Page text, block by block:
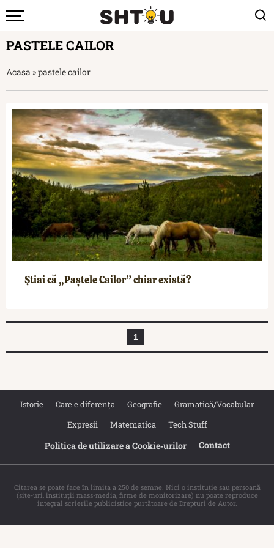
PASTELE CAILOR
Acasa »pastele cailor
Știai că „Paștele Cailor” chiar există?
1
Istorie Care e diferența Geografie
Gramatică/Vocabular
Expresii
Matematica Tech Stuff
Politica de utilizare a Cookie‐urilor Contact
Citarea se poate face în limita a 250 de semne. Nici o instituţie sau persoană
(site-uri, instituţii mass-media, firme de monitorizare) nu poate reproduce
integral scrierile publicistice purtătoare de Drepturi de Autor.